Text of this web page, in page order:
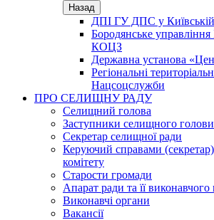
Назад
ДПІ ГУ ДПС у Київській
Бородянське управління
КОЦЗ
Державна установа
Регіональні
Нацсоцслужби
ПРО СЕЛИЩНУ РАДУ
Селищний голова
Заступники селищного голови
Секретар селищної ради
Керуючий справами
комітету
Старости громади
Апарат ради та її виконавчого
Виконавчі органи
Вакансії